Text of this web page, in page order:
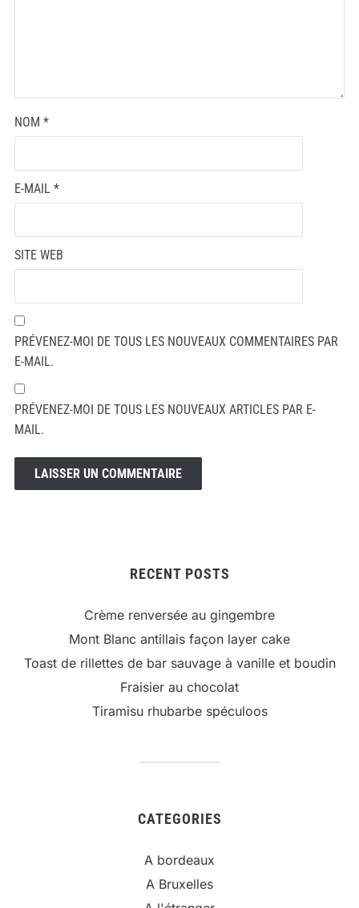
NOM *
E-MAIL *
SITE WEB
PRÉVENEZ-MOI DE TOUS LES NOUVEAUX COMMENTAIRES PAR
E-MAIL.
PRÉVENEZ-MOI DE TOUS LES NOUVEAUX ARTICLES PAR E-
MAIL.
RECENT POSTS
Crème renversée au gingembre
Mont Blanc antillais façon layer cake
Toast de rillettes de bar sauvage à vanille et boudin
Fraisier au chocolat
Tiramisu rhubarbe spéculoos
CATEGORIES
A bordeaux
A Bruxelles